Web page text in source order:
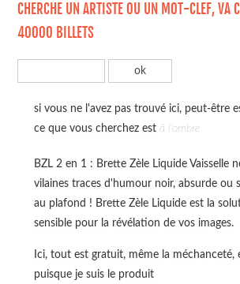
CHERCHE UN ARTISTE OU UN MOT-CLEF, VA
40000 BILLETS
si vous ne l'avez pas trouvé ici, peut-être
ce que vous cherchez est à l'ombre
BZL 2 en 1 : Brette Zèle Liquide Vaisselle
vilaines traces d'humour noir, absurde ou
au plafond ! Brette Zèle Liquide est la
sensible pour la révélation de vos images.
Ici, tout est gratuit, même la méchanceté,
puisque je suis le produit